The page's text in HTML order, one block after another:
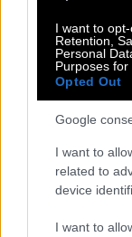
I want to
Retention,
Personal
Purposes for
Opted Out
Google
I want to
related to
device
I want to
Παράδοση σε 1 - 3